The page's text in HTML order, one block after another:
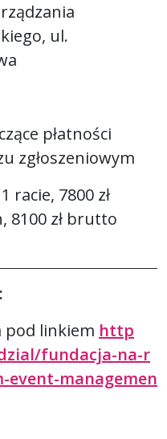
ul.
płatności
zgłoszeniowym
racie, 7800 zł
8100 zł brutto
pod linkiem http
fundacja-na-r
event-managemen